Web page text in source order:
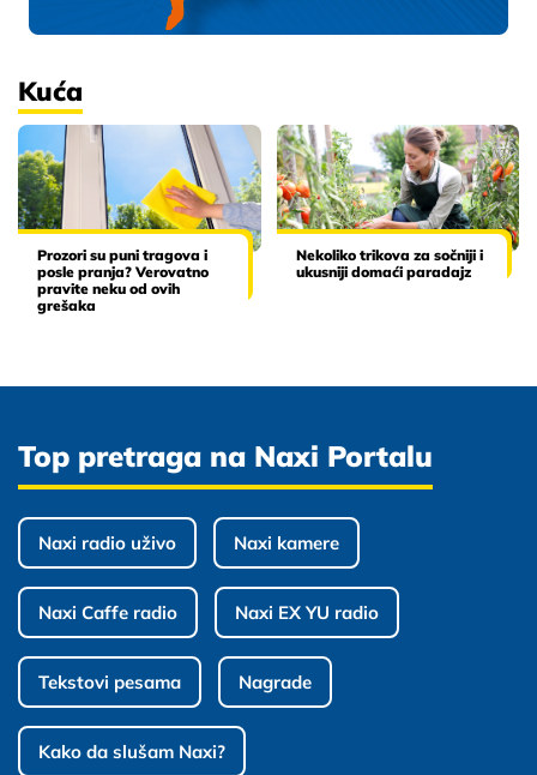
Kuća
Prozori su puni tragova i
posle pranja? Verovatno
pravite neku od ovih
grešaka
Nekoliko trikova za sočniji i
ukusniji domaći paradajz
Top pretraga na Naxi Portalu
Naxi radio uživo Naxi kamere
Naxi Caffe radio Naxi EX YU radio
Tekstovi pesama Nagrade
Kako da slušam Naxi?